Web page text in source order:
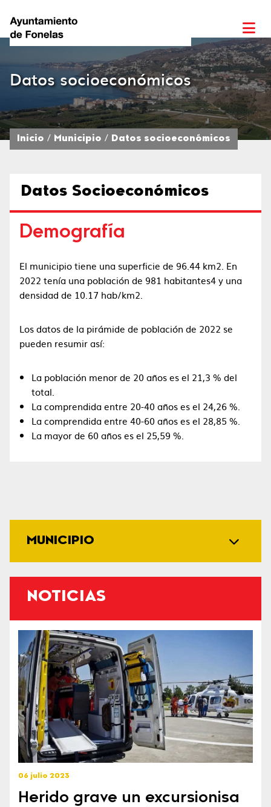
Datos socioeconómicos
Inicio Municipio Datos socioeconómicos
MUNICIPIO
NOTICIAS
06 julio 2023
Herido grave un excursionisa
Datos Socioeconómicos
Demografía
El municipio tiene una superficie de 96.44 km2.​ En
2022 tenía una población de 981 habitantes4​ y una
densidad de 10.17 hab/km2.
Los datos de la pirámide de población de 2022 se
pueden resumir así:
La población menor de 20 años es el 21,3 % del
total.
La comprendida entre 20-40 años es el 24,26 %.
La comprendida entre 40-60 años es el 28,85 %.
La mayor de 60 años es el 25,59 %.